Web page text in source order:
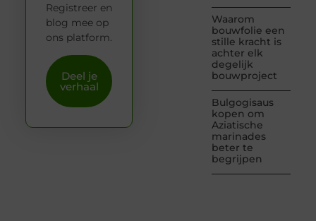
Waarom
bouwfolie een
stille kracht is
achter elk
degelijk
bouwproject
Bulgogisaus
kopen om
Aziatische
marinades
beter te
begrijpen
Registreer en
blog mee op
ons platform.
Deel je
verhaal